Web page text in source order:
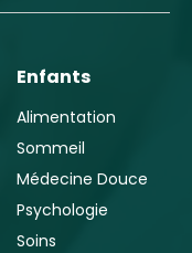
Enfants
Alimentation
Sommeil
Médecine Douce
Psychologie
Soins